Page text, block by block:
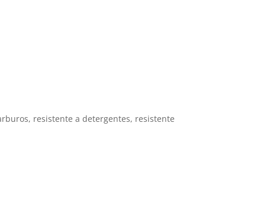
resistente a detergentes, resistente